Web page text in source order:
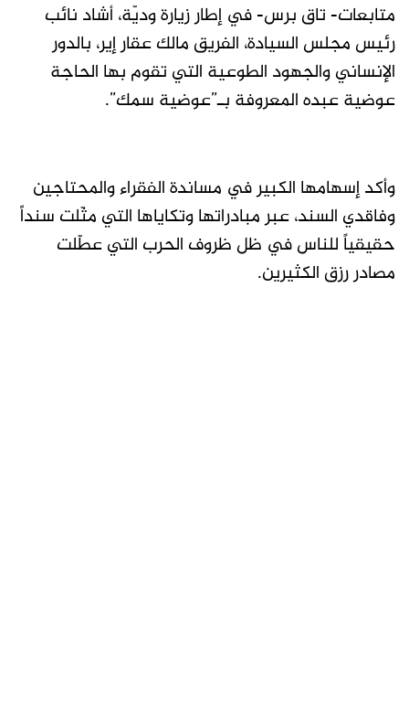
متابعات- تاق برس- في إطار زيارة وديّة، أشاد نائب
رئيس مجلس السيادة، الفريق مالك عقار إير، بالدور
الإنساني والجهود الطوعية التي تقوم بها الحاجة
عوضية عبده المعروفة بـ”عوضية سمك”.
وأكد إسهامها الكبير في مساندة الفقراء والمحتاجين
وفاقدي السند، عبر مبادراتها وتكاياها التي مثّلت سنداً
حقيقياً للناس في ظل ظروف الحرب التي عطّلت
مصادر رزق الكثيرين.